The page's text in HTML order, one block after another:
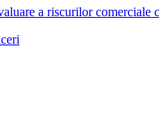
a riscurilor comerciale